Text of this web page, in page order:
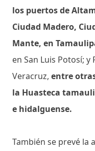
los puertos de
Ciudad Madero,
Mante, en
en San Luis Potosí; y
Veracruz, entre
la Huasteca
e hidalguense.
También se prevé la